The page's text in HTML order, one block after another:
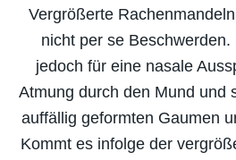
einschränken.
Luftfeuchtigkeit: ein
ist ein guter Nährboden
Krankheitserreger. Eine
Luftfeuchtigkeit hält auch
Schleimhäute feucht
Vergrößerte
nicht per se Beschwerden.
jedoch für eine nasale
Atmung durch den Mund und
auffällig geformten Gaumen
Kommt es infolge der